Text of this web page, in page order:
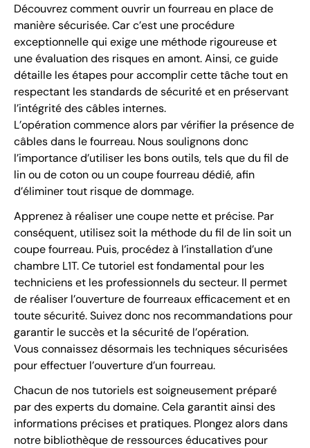
Découvrez comment ouvrir un fourreau en place de
manière sécurisée. Car c’est une procédure
exceptionnelle qui exige une méthode rigoureuse et
une évaluation des risques en amont. Ainsi, ce guide
détaille les étapes pour accomplir cette tâche tout en
respectant les standards de sécurité et en préservant
l’intégrité des câbles internes.
L’opération commence alors par vérifier la présence de
câbles dans le fourreau. Nous soulignons donc
l’importance d’utiliser les bons outils, tels que du fil de
lin ou de coton ou un coupe fourreau dédié, afin
d’éliminer tout risque de dommage.
Apprenez à réaliser une coupe nette et précise. Par
conséquent, utilisez soit la méthode du fil de lin soit un
coupe fourreau. Puis, procédez à l’installation d’une
chambre L1T. Ce tutoriel est fondamental pour les
techniciens et les professionnels du secteur. Il permet
de réaliser l’ouverture de fourreaux efficacement et en
toute sécurité. Suivez donc nos recommandations pour
garantir le succès et la sécurité de l’opération.
Vous connaissez désormais les techniques sécurisées
pour effectuer l’ouverture d’un fourreau.
Chacun de nos tutoriels est soigneusement préparé
par des experts du domaine. Cela garantit ainsi des
informations précises et pratiques. Plongez alors dans
notre bibliothèque de ressources éducatives pour